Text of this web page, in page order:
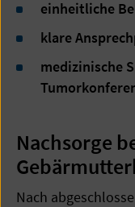
einheitliche
klare
medizinische
Nachsorge
Nach